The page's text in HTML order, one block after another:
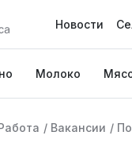
Новости
Молоко
/ Вакансии /